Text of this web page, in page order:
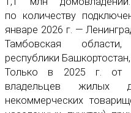
по количеству
январе 2026 г. —
Тамбовская
республики
Только в 2025 г. от
владельцев жилых
некоммерческих